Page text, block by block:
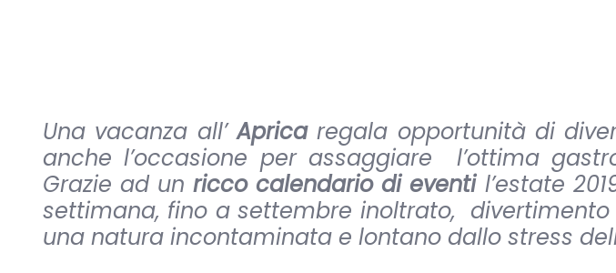
Una vacanza all’Apricaregala opportunità di
anche l’occasione per assaggiare l’ottima
Grazie ad unricco calendario di eventil’estate
settimana, fino a settembre inoltrato,
una natura incontaminata e lontano dallo stress